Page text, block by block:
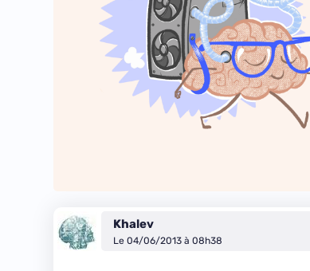
Khalev
Le 04/06/2013 à 08h38